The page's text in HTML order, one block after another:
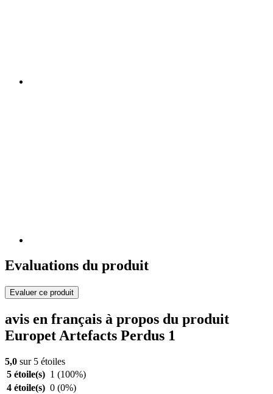
Evaluations du produit
Evaluer ce produit
avis en français à propos du produit
Europet Artefacts Perdus 1
5,0 sur 5 étoiles
5 étoile(s) 1 (100%)
4 étoile(s) 0 (0%)